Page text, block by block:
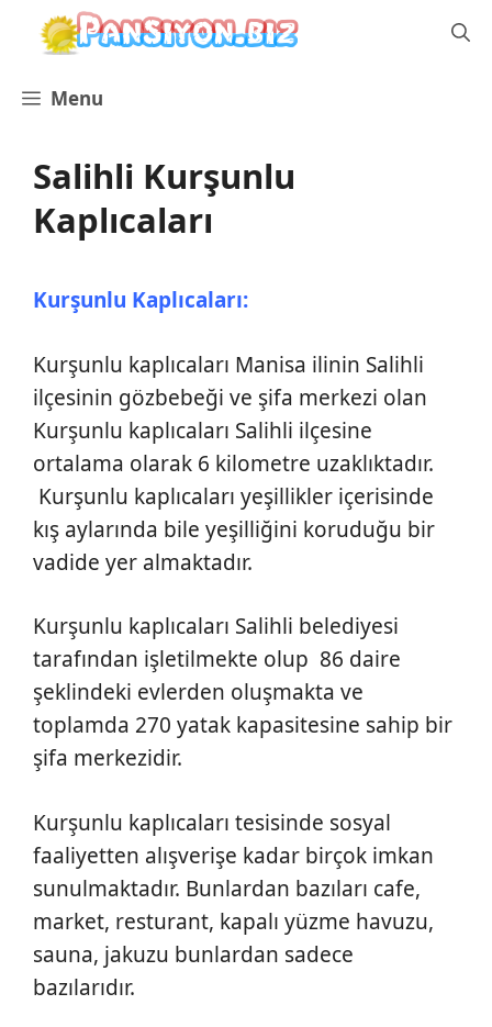
İçeriğe
Menu
Salihli Kurşunlu
Kaplıcaları
Kurşunlu Kaplıcaları:
Kurşunlu kaplıcaları Manisa ilinin Salihli
ilçesinin gözbebeği ve şifa merkezi olan
Kurşunlu kaplıcaları Salihli ilçesine
ortalama olarak 6 kilometre uzaklıktadır.
Kurşunlu kaplıcaları yeşillikler içerisinde
kış aylarında bile yeşilliğini koruduğu bir
vadide yer almaktadır.
Kurşunlu kaplıcaları Salihli belediyesi
tarafından işletilmekte olup 86 daire
şeklindeki evlerden oluşmakta ve
toplamda 270 yatak kapasitesine sahip bir
şifa merkezidir.
Kurşunlu kaplıcaları tesisinde sosyal
faaliyetten alışverişe kadar birçok imkan
sunulmaktadır. Bunlardan bazıları cafe,
market, resturant, kapalı yüzme havuzu,
sauna, jakuzu bunlardan sadece
bazılarıdır.